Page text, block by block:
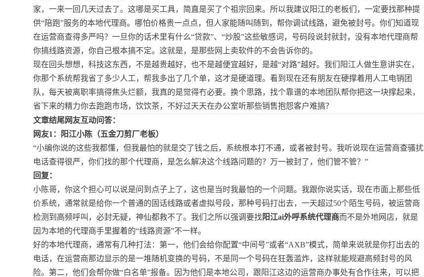
家，一来一回几天过去了。这哪是买工具，简直是买了个祖宗回来。所以我建议阳江的老板们，一定要找那种提
供“陪跑”服务的本地代理商。哪怕价格贵一点点，但人家能随叫随到，帮你调试线路，避免被封号。你们知道现
在运营商查得多严吗？一旦你的话术里有什么“贷款”、“炒股”这些敏感词，号码段说封就封，没有本地代理商帮
你搞线路资源，你自己根本搞不定。这就是，是那些网上卖软件的不会告诉你的。
现在回头想想，科技这东西，不是越贵越好，也不是越便宜越好，是越“对路”越好。我们阳江人做生意讲实在，
你那个系统帮我省了多少人工，帮我多出了几个单，这才是硬道理。看到现在还有朋友在硬撑着用人工电销团
队，每天被离职率搞得焦头烂额，我真的是觉得冇必要。换个思路，找个靠谱的本地团队帮你把这一块撑起来，
省下来的精力你去跑跑市场，饮饮茶，不好过天天在办公室听那些销售抱怨客户难搞？
文章结尾网友互动问答：
网友1：阳江小陈（五金刀剪厂老板）
“小编你说的这些我都懂，但我最怕的就是交了钱之后，系统根本打不通，或者被封号。我听说现在运营商查骚扰
电话查得很严，你们找的那个代理商，是怎么解决这个线路问题的？万一被封了，他们管不管？”
回复：
小陈哥，你这个担心可以说是问到点子上了，这也是当时我最怕的一个问题。我跟你说实话，现在市面上那些低
价系统，通常就是给你一个普通的固话线路或者虚拟号段，那种号码打出去，一天超过50个陌生号码，被运营商
检测到高频呼叫，必封无疑，神仙都救不了。我们之所以强调要找阳江ai外呼系统代理商而不是外地网店，就是
因为本地的代理商手里握着的“线路资源”不一样。
好的本地代理商，通常有几种打法：第一，他们会给你配置“中间号”或者“AXB”模式，简单来说就是你打出去的
电话，在运营商那边显示的是一堆随机变换的号码，不是同一个号码在狂轰滥炸，这样就能规避高频封号的风
险。第二，他们会帮你做“白名单”报备。因为他们是本地公司，跟阳江这边的运营商办事处有合作往来，可以把